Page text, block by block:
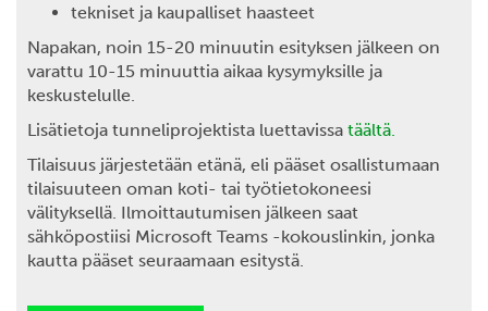
tekniset ja kaupalliset haasteet
Napakan, noin 15-20 minuutin esityksen jälkeen on
varattu 10-15 minuuttia aikaa kysymyksille ja
keskustelulle.
Lisätietoja tunneliprojektista luettavissa täältä.
Tilaisuus järjestetään etänä, eli pääset osallistumaan
tilaisuuteen oman koti- tai työtietokoneesi
välityksellä. Ilmoittautumisen jälkeen saat
sähköpostiisi Microsoft Teams -kokouslinkin, jonka
kautta pääset seuraamaan esitystä.